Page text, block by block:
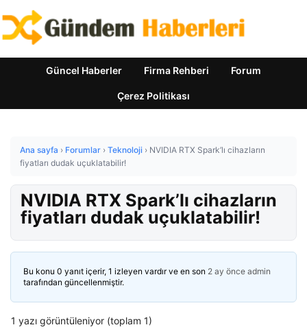
Güncel Haberler Firma Rehberi Forum
Çerez Politikası
Ana sayfa › Forumlar › Teknoloji › NVIDIA RTX Spark’lı cihazların
fiyatları dudak uçuklatabilir!
NVIDIA RTX Spark’lı cihazların
fiyatları dudak uçuklatabilir!
Bu konu 0 yanıt içerir, 1 izleyen vardır ve en son 2 ay önce admin
tarafından güncellenmiştir.
1 yazı görüntüleniyor (toplam 1)